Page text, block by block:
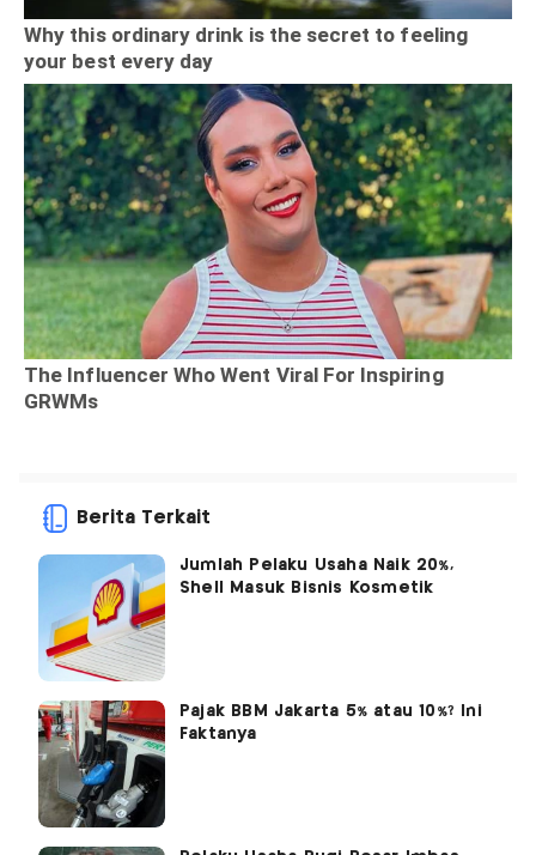
Berita Terkait
Jumlah Pelaku Usaha Naik 20%,
Shell Masuk Bisnis Kosmetik
Pajak BBM Jakarta 5% atau 10%? Ini
Faktanya